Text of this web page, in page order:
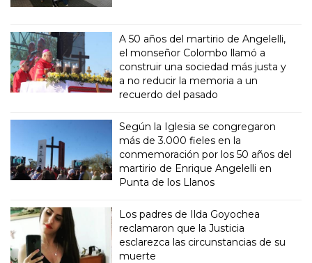
A 50 años del martirio de Angelelli,
el monseñor Colombo llamó a
construir una sociedad más justa y
a no reducir la memoria a un
recuerdo del pasado
Según la Iglesia se congregaron
más de 3.000 fieles en la
conmemoración por los 50 años del
martirio de Enrique Angelelli en
Punta de los Llanos
Los padres de Ilda Goyochea
reclamaron que la Justicia
esclarezca las circunstancias de su
muerte